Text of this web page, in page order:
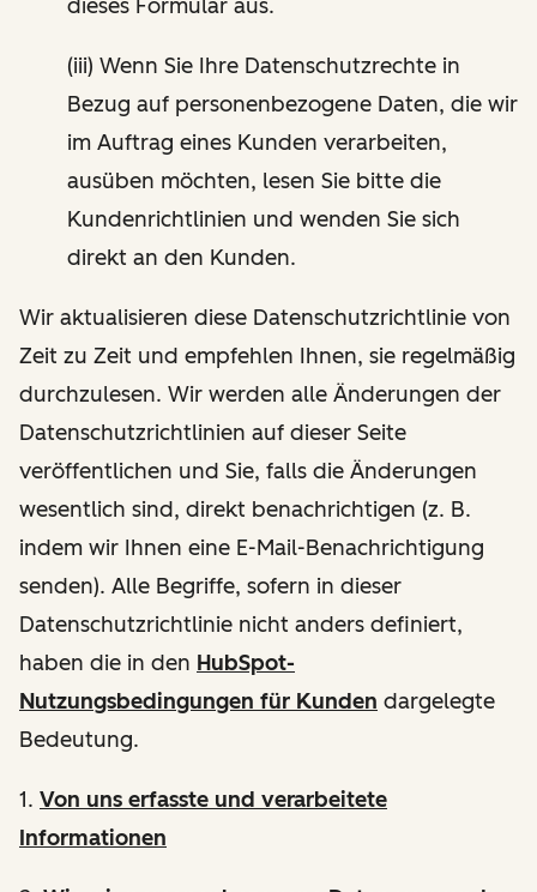
dieses Formular aus.
(iii) Wenn Sie Ihre Datenschutzrechte in
Bezug auf personenbezogene Daten, die wir
im Auftrag eines Kunden verarbeiten,
ausüben möchten, lesen Sie bitte die
Kundenrichtlinien und wenden Sie sich
direkt an den Kunden.
Wir aktualisieren diese Datenschutzrichtlinie von
Zeit zu Zeit und empfehlen Ihnen, sie regelmäßig
durchzulesen. Wir werden alle Änderungen der
Datenschutzrichtlinien auf dieser Seite
veröffentlichen und Sie, falls die Änderungen
wesentlich sind, direkt benachrichtigen (z. B.
indem wir Ihnen eine E-Mail-Benachrichtigung
senden). Alle Begriffe, sofern in dieser
Datenschutzrichtlinie nicht anders definiert,
haben die in den HubSpot-
Nutzungsbedingungen für Kunden dargelegte
Bedeutung.
1. Von uns erfasste und verarbeitete
Informationen